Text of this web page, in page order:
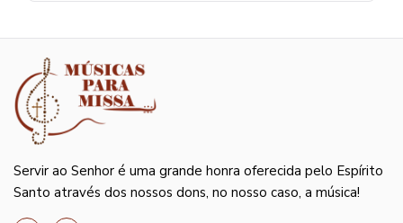
Servir ao Senhor é uma grande honra oferecida pelo Espírito
Santo através dos nossos dons, no nosso caso, a música!